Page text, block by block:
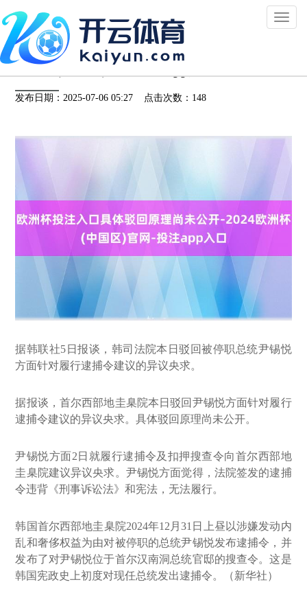
Toggle
欧洲杯投注入口具体驳回原理尚未公开-2024
欧洲杯(中国区)官网-投注app入口
发布日期：2025-07-06 05:27 点击次数：148
据韩联社5日报谈，韩司法院本日驳回被停职总统尹锡悦
方面针对履行逮捕令建议的异议央求。
据报谈，首尔西部地圭臬院本日驳回尹锡悦方面针对履行
逮捕令建议的异议央求。具体驳回原理尚未公开。
尹锡悦方面2日就履行逮捕令及扣押搜查令向首尔西部地
圭臬院建议异议央求。尹锡悦方面觉得，法院签发的逮捕
令违背《刑事诉讼法》和宪法，无法履行。
韩国首尔西部地圭臬院2024年12月31日上昼以涉嫌发动内
乱和奢侈权益为由对被停职的总统尹锡悦发布逮捕令，并
发布了对尹锡悦位于首尔汉南洞总统官邸的搜查令。这是
韩国宪政史上初度对现任总统发出逮捕令。（新华社）